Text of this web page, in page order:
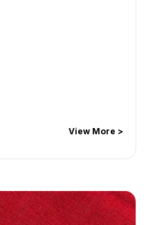
View More >